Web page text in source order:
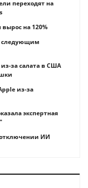
переходят на
на 120%
следующим
за салата в США
из-за
экспертная
отключении ИИ